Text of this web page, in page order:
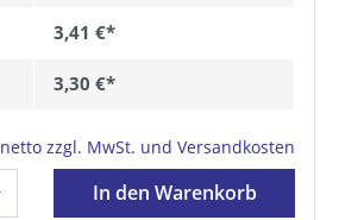
3,41 €*
3,30 €*
netto zzgl. MwSt. und Versandkosten
In den Warenkorb